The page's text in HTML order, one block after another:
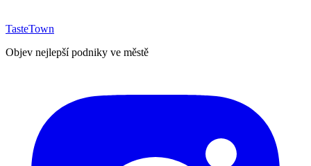
TasteTown
Objev nejlepší podniky ve městě